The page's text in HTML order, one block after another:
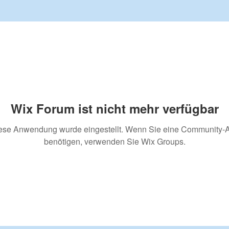
Wix Forum ist nicht mehr verfügbar
Anwendung wurde eingestellt. Wenn Sie eine Community-
benötigen, verwenden Sie Wix Groups.